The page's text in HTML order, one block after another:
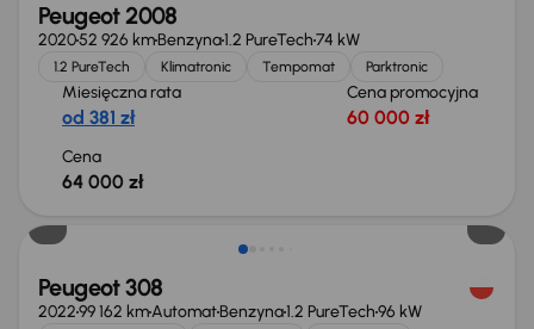
Peugeot 2008
202052 926 kmBenzyna1.2 PureTech74 kW
1.2 PureTech Klimatronic Tempomat Parktronic
Miesięczna rata
od 381 zł
Cena promocyjna
60 000 zł
Cena
64 000 zł
Taniej o 2 000 zł
Peugeot 308
202299 162 kmAutomatBenzyna1.2 PureTech96 kW